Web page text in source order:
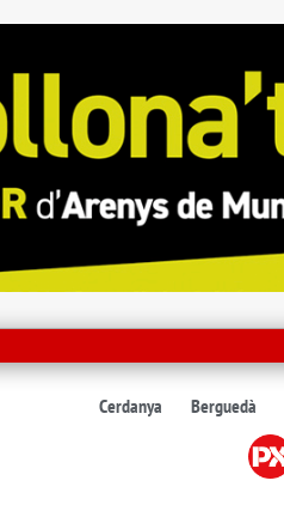
Cerdanya Berguedà